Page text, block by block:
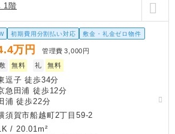
1階
初期費用分割払い対応 敷金・礼金ゼロ物件
万円 管理費 3,000円
無料 礼 無料
逗子 徒歩34分
急田浦 徒歩12分
浦 徒歩22分
須賀市船越町2丁目59-2
/ 20.01m²